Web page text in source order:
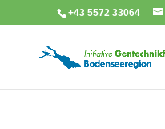
+43 5572 33064